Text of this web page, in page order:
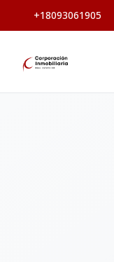
+18093061905